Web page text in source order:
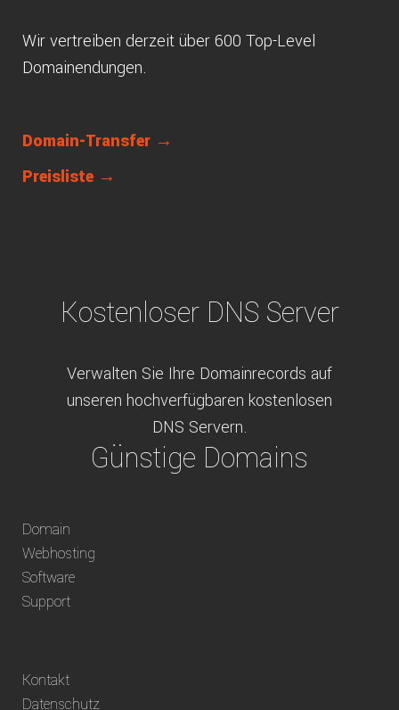
Wir vertreiben derzeit über 600 Top-Level
Domainendungen.
Domain-Transfer →
Preisliste →
Kostenloser DNS Server
Verwalten Sie Ihre Domainrecords auf
unseren hochverfügbaren kostenlosen
DNS Servern.
Günstige Domains
weltweit verfügbare Domains inklusive
Vorkasse oder über ein andere verfügbare
Domain
Webhosting
Software
Support
Kontakt
Datenschutz